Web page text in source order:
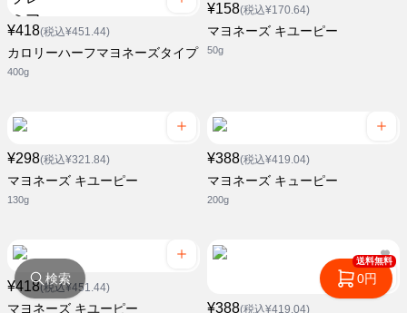
¥418(税込¥451.44)
カロリーハーフマヨネーズタイプ
400g
¥158(税込¥170.64)
マヨネーズ キユーピー
50g
¥298(税込¥321.84)
マヨネーズ キユーピー
130g
¥388(税込¥419.04)
マヨネーズ キューピー
200g
¥418(税込¥451.44)
マヨネーズ キユーピー ¥388(税込¥419.04)
検索
送料無料
0円